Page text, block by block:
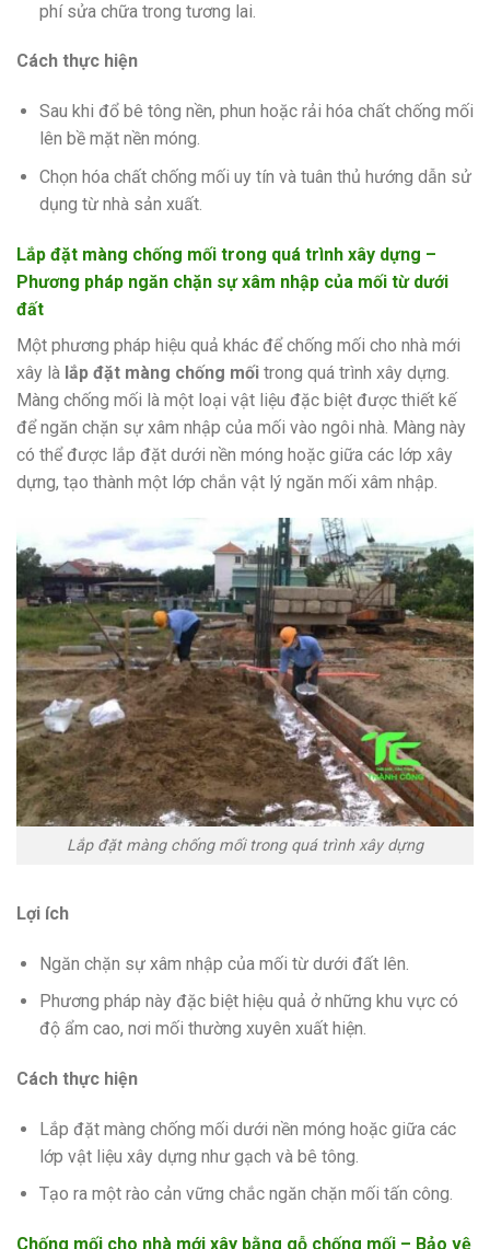
phí sửa chữa trong tương lai.
Cách thực hiện
Sau khi đổ bê tông nền, phun hoặc rải hóa chất chống mối
lên bề mặt nền móng.
Chọn hóa chất chống mối uy tín và tuân thủ hướng dẫn sử
dụng từ nhà sản xuất.
Lắp đặt màng chống mối trong quá trình xây dựng –
Phương pháp ngăn chặn sự xâm nhập của mối từ dưới
đất
Một phương pháp hiệu quả khác để chống mối cho nhà mới
xây là lắp đặt màng chống mối trong quá trình xây dựng.
Màng chống mối là một loại vật liệu đặc biệt được thiết kế
để ngăn chặn sự xâm nhập của mối vào ngôi nhà. Màng này
có thể được lắp đặt dưới nền móng hoặc giữa các lớp xây
dựng, tạo thành một lớp chắn vật lý ngăn mối xâm nhập.
Lắp đặt màng chống mối trong quá trình xây dựng
Lợi ích
Ngăn chặn sự xâm nhập của mối từ dưới đất lên.
Phương pháp này đặc biệt hiệu quả ở những khu vực có
độ ẩm cao, nơi mối thường xuyên xuất hiện.
Cách thực hiện
Lắp đặt màng chống mối dưới nền móng hoặc giữa các
lớp vật liệu xây dựng như gạch và bê tông.
Tạo ra một rào cản vững chắc ngăn chặn mối tấn công.
Chống mối cho nhà mới xây bằng gỗ chống mối – Bảo vệ